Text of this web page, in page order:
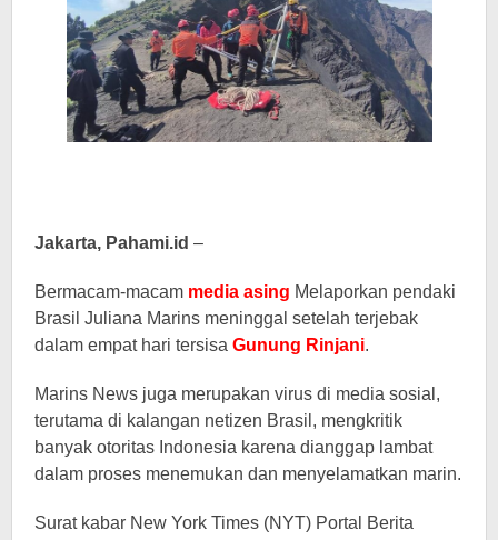
Jakarta, Pahami.id –
Bermacam-macam media asing Melaporkan pendaki
Brasil Juliana Marins meninggal setelah terjebak
dalam empat hari tersisa Gunung Rinjani.
Marins News juga merupakan virus di media sosial,
terutama di kalangan netizen Brasil, mengkritik
banyak otoritas Indonesia karena dianggap lambat
dalam proses menemukan dan menyelamatkan marin.
Surat kabar New York Times (NYT) Portal Berita